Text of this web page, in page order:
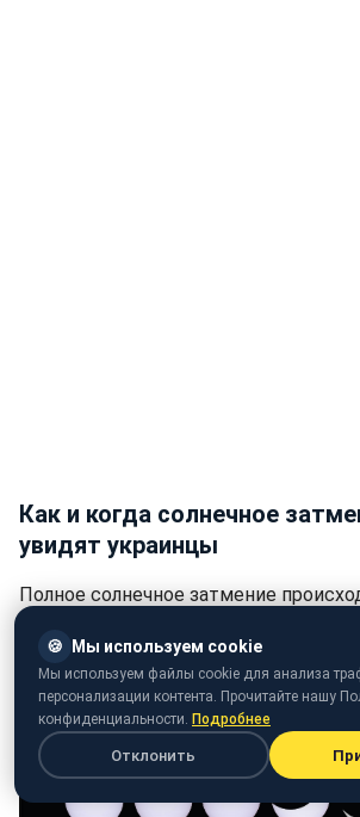
Как и когда солнечное
увидят украинцы
Полное солнечное затмение
закрывает весь диск светила.
В этот момент видна тонкая, почти
атмосфера Солнца, которая
🍪 Мы используем cookie
Мы используем файлы cookie для анализа
персонализации контента. Прочитайте нашу
конфиденциальности. Подробнее
Отклонить